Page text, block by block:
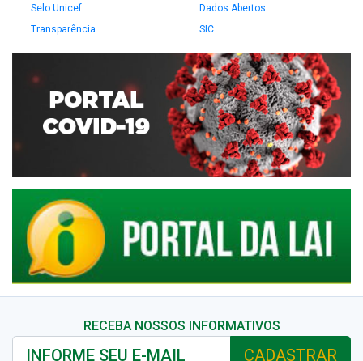
Selo Unicef
Dados Abertos
Transparência
SIC
RECEBA NOSSOS INFORMATIVOS
CADASTRAR